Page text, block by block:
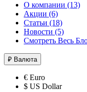
О компании (13)
Акции (6)
Статьи (18)
Новости (5)
Смотреть Весь
₽ Валюта
€ Euro
$ US Dollar